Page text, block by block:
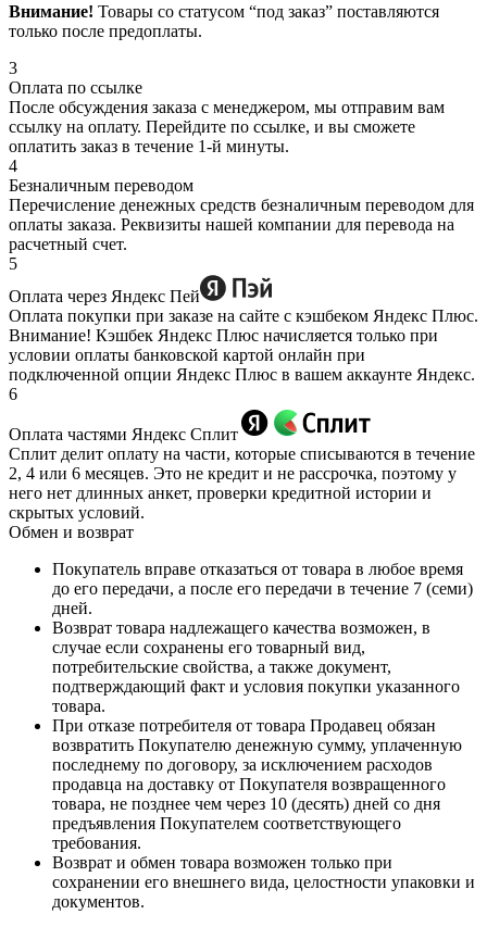
Внимание! Товары со статусом “под заказ” поставляются
только после предоплаты.
3
Оплата по ссылке
После обсуждения заказа с менеджером, мы отправим вам
ссылку на оплату. Перейдите по ссылке, и вы сможете
оплатить заказ в течение 1-й минуты.
4
Безналичным переводом
Перечисление денежных средств безналичным переводом для
оплаты заказа. Реквизиты нашей компании для перевода на
расчетный счет.
5
Оплата через Яндекс Пей
Оплата покупки при заказе на сайте с кэшбеком Яндекс Плюс.
Внимание! Кэшбек Яндекс Плюс начисляется только при
условии оплаты банковской картой онлайн при
подключенной опции Яндекс Плюс в вашем аккаунте Яндекс.
6
Оплата частями Яндекс Сплит
Сплит делит оплату на части, которые списываются в течение
2, 4 или 6 месяцев. Это не кредит и не рассрочка, поэтому у
него нет длинных анкет, проверки кредитной истории и
скрытых условий.
Обмен и возврат
Покупатель вправе отказаться от товара в любое время
до его передачи, а после его передачи в течение 7 (семи)
дней.
Возврат товара надлежащего качества возможен, в
случае если сохранены его товарный вид,
потребительские свойства, а также документ,
подтверждающий факт и условия покупки указанного
товара.
При отказе потребителя от товара Продавец обязан
возвратить Покупателю денежную сумму, уплаченную
последнему по договору, за исключением расходов
продавца на доставку от Покупателя возвращенного
товара, не позднее чем через 10 (десять) дней со дня
предъявления Покупателем соответствующего
требования.
Возврат и обмен товара возможен только при
сохранении его внешнего вида, целостности упаковки и
документов.